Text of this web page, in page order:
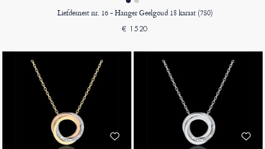
Liefdesnest nr. 16 - Hanger Geelgoud 18 karaat (750)
€ 1520